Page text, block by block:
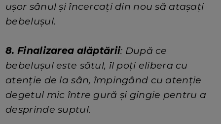
ușor sânul și încercați din nou să atașați
bebelușul.
8. Finalizarea alăptării: După ce
bebelușul este sătul, îl poți elibera cu
atenție de la sân, împingând cu atenție
degetul mic între gură și gingie pentru a
desprinde suptul.